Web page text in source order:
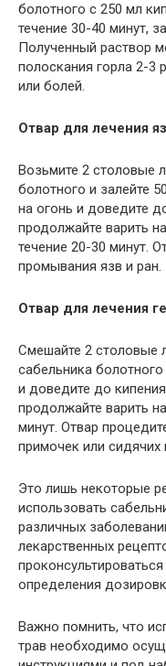
болотного с 250 мл
течение 30-40 минут,
Полученный раствор
полоскания горла 2-3
или болей.
Отвар для лечения
Возьмите 2 столовые
болотного и залейте
на огонь и доведите
продолжайте варить
течение 20-30 минут.
промывания язв и ран.
Отвар для лечения
Смешайте 2 столовые
сабельника
и доведите до
продолжайте варить
минут. Отвар
примочек или сидячих
Это лишь некоторые
использовать
различных
лекарственных
определения
Важно помнить, что
трав необходимо